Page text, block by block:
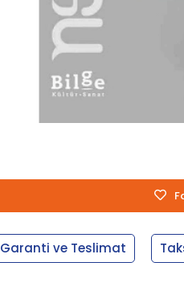
Garanti ve Teslimat